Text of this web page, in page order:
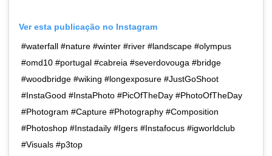
Ver esta publicação no Instagram
#waterfall #nature #winter #river #landscape #olympus
#omd10 #portugal #cabreia #severdovouga #bridge
#woodbridge #wiking #longexposure #JustGoShoot
#InstaGood #InstaPhoto #PicOfTheDay #PhotoOfTheDay
#Photogram #Capture #Photography #Composition
#Photoshop #Instadaily #Igers #Instafocus #igworldclub
#Visuals #p3top